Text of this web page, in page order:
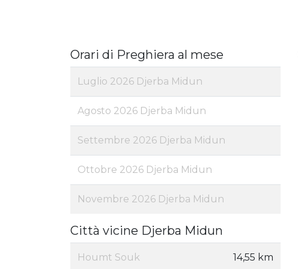
Orari di Preghiera al mese
Luglio 2026 Djerba Midun
Agosto 2026 Djerba Midun
Settembre 2026 Djerba Midun
Ottobre 2026 Djerba Midun
Novembre 2026 Djerba Midun
Città vicine Djerba Midun
Houmt Souk 14,55 km